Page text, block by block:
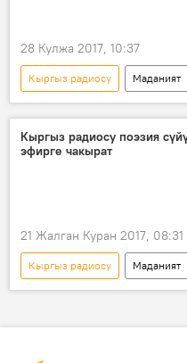
28 Кулжа 2017, 10:37
Кыргыз радиосу
Маданият
Кыргызстан
Коом
сынак
студент
Кыргыз радиосу поэзия
эфирге чакырат
21 Жалган Куран 2017, 08:31
Кыргыз радиосу
Маданият
Кыргызстан
Коом